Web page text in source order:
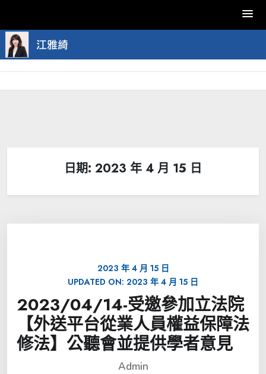
Skip
to
content
日期: 2023 年 4 月 15 日
2023 年 4 月 15 日
UPDATED ON: 2023 年 4 月 15 日
2023/04/14-受邀參加立法院
【外送平台從業人員權益保障法
修法】公聽會並提供學者意見
Admin